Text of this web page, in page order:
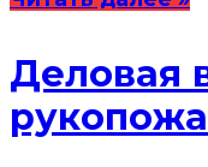
Деловая